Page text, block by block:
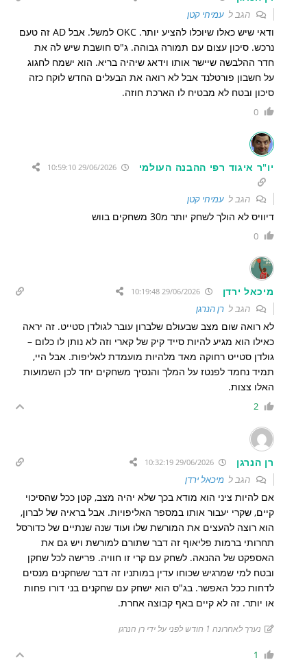
הגב לעמיחי קטן
ודאי שיש כאלו שיוכלו להציע יותר. OKC למשל. אבל AD זה טעם
נרכש. סיכון עצום עם תמורה גבוהה. ג"ס חושבת שיש לה את
חדר ההלבשה שיישר אותו וידאג שיהיה בריא. הוא ישמח לחגוג
על חשבון פורטלנד אבל לא רואה את הבעלים החדש לוקח כזה
סיכון ובטח לא מבטיח לו הארכת חוזה.
0
יו"ר איגוד רפי ההבנה העולמי 29/06/2026 10:59:10
הגב לעמיחי קטן
דיוויס לא הולך לשחק יותר מ30 משחקים בווש
0
מיכאל ירדן 29/06/2026 10:19:48
הגב לרן הנרגן
לא רואה שום מצב שבעולם שלברון עובר לגולדן סטייט. זה יראה
כאילו הוא מגיע להיות סייד קיק של קארי וזה לא נותן לו כלום –
גולדן סטייט רחוקה מאד מלהיות מועמדת לאליפות. אבל היי,
תמיד נחמד לפנטז על המלך והנסיך משחקים יחד לכן השמועות
האלו צצות.
2
רן הנרגן 29/06/2026 10:32:19
הגב למיכאל ירדן
אם להיות ציני הוא מודא בכך שלא יהיה מצב, קטן ככל שהסיכוי
קיים, שקרי יעבור אותו במספר האליפויות. אבל בראיה של לברון,
הוא רוצה להעצים את המורשת שלו ועוד שנה שנתיים של כדורסל
תחרותי ברמות פליאוף זה דבר שתורם למורשת ויש גם את
האספקט של ההנאה. לשחק עם קרי זו חוויה. פרישה לכל שחקן
ובטח למי שמרגיש שכוחו עדין במותניו זה דבר ששחקנים מנסים
לדחות ככל האפשר. בג"ס הוא ישחק עם שחקנים בני דורו פחות
או יותר. זה לא קיים באף קבוצה אחרת.
נערך לאחרונה 1 חודש לפני על ידי רן הנרגן
1